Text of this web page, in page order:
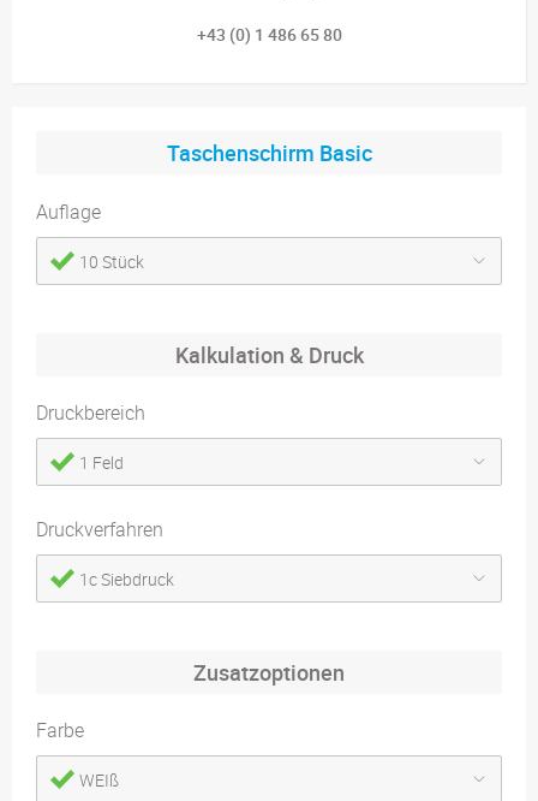
+43 (0) 1 486 65 80
Taschenschirm Basic
Auflage
10 Stück
Kalkulation & Druck
Druckbereich
1 Feld
Druckverfahren
1c Siebdruck
Zusatzoptionen
Farbe
WEIß